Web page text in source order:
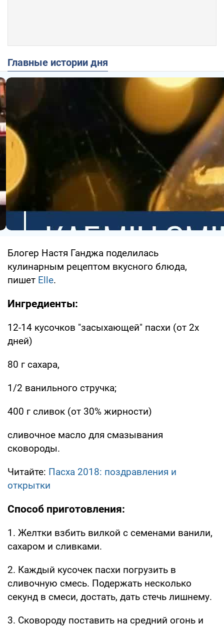
Главные истории дня
Блогер Настя Ганджа поделилась
кулинарным рецептом вкусного блюда,
пишет Elle.
Ингредиенты:
12-14 кусочков "засыхающей" пасхи (от 2х
дней)
80 г сахара,
1/2 ванильного стручка;
400 г сливок (от 30% жирности)
сливочное масло для смазывания
сковороды.
Читайте: Пасха 2018: поздравления и
открытки
Способ приготовления:
1. Желтки взбить вилкой с семенами ванили,
сахаром и сливками.
2. Каждый кусочек пасхи погрузить в
сливочную смесь. Подержать несколько
секунд в смеси, достать, дать стечь лишнему.
3. Сковороду поставить на средний огонь и